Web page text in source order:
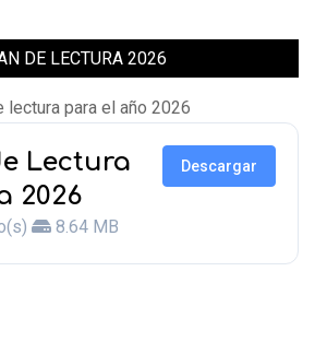
DE LECTURA 2026
lectura para el año 2026
Lectura
2026
8.64 MB
Descargar